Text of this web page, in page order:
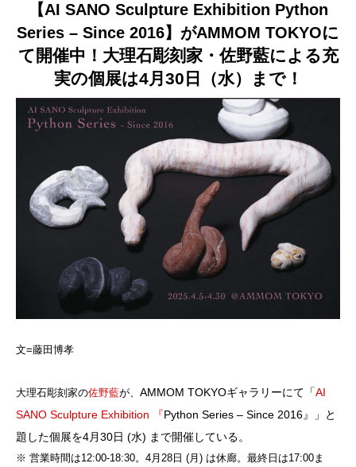
【AI SANO Sculpture Exhibition Python
Series – Since 2016】がAMMOM TOKYOに
て開催中！ 大理石彫刻家・佐野藍による充
実の個展は4月30日（水）まで！
文=藤田博孝
大理石彫刻家の佐野藍が、 AMMOM TOKYOギャラリーにて 「AI
SANO Sculpture Exhibition 『Python Series – Since 2016』」と
題した個展を4月30日 (水) まで開催している。
※ 営業時間は12:00-18:30。4月28日 (月) は休廊。最終日は17:00ま